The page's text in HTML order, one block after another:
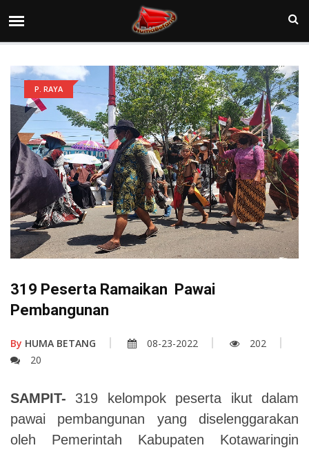
P. RAYA
319 Peserta Ramaikan Pawai
Pembangunan
By HUMA BETANG 08-23-2022
202
20
SAMPIT- 319 kelompok peserta ikut dalam
pawai pembangunan yang diselenggarakan
oleh Pemerintah Kabupaten Kotawaringin